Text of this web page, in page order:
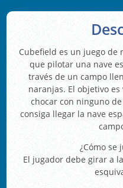
Cubefield es un juego de
que pilotar una nave
través de un campo
naranjas. El objetivo
chocar con ninguno
consiga llegar la nave
¿Cómo se
El jugador debe girar a